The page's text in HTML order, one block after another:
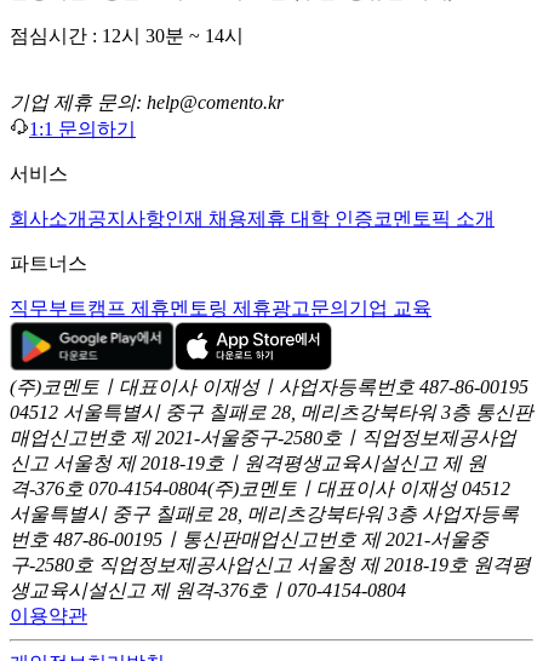
점심시간 : 12시 30분 ~ 14시
기업 제휴 문의: help@comento.kr
1:1 문의하기
서비스
회사소개 공지사항인재 채용제휴 대학 인증코멘토픽 소개
파트너스
직무부트캠프 제휴멘토링 제휴광고문의 기업 교육
(주)코멘토ㅣ대표이사 이재성ㅣ사업자등록번호 487-86-00195
04512 서울특별시 중구 칠패로 28, 메리츠강북타워 3층 통신판
매업신고번호 제 2021-서울중구-2580호ㅣ직업정보제공사업
신고 서울청 제 2018-19호ㅣ원격평생교육시설신고 제 원
격-376호 070-4154-0804(주)코멘토ㅣ대표이사 이재성 04512
서울특별시 중구 칠패로 28, 메리츠강북타워 3층 사업자등록
번호 487-86-00195ㅣ통신판매업신고번호 제 2021-서울중
구-2580호 직업정보제공사업신고 서울청 제 2018-19호 원격평
생교육시설신고 제 원격-376호ㅣ070-4154-0804
이용약관